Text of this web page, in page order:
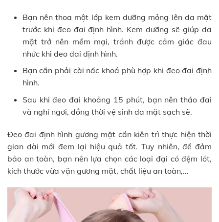
Bạn nên thoa một lớp kem dưỡng mỏng lên da mặt
trước khi đeo đai định hình. Kem dưỡng sẽ giúp da
mặt trở nên mềm mại, tránh được cảm giác đau
nhức khi đeo đai định hình.
Bạn cần phải cài nấc khoá phù hợp khi đeo đai định
hình.
Sau khi đeo đai khoảng 15 phút, bạn nên tháo đai
và nghỉ ngơi, đồng thời vệ sinh da mặt sạch sẽ.
Đeo đai định hình gương mặt cần kiên trì thực hiện thời
gian dài mới đem lại hiệu quả tốt. Tuy nhiên, để đảm
bảo an toàn, bạn nên lựa chọn các loại đại có đệm lót,
kích thước vừa vặn gương mặt, chất liệu an toàn,…